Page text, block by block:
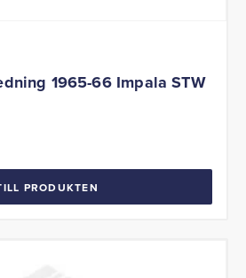
1965-66 Impala STW
PRODUKTEN